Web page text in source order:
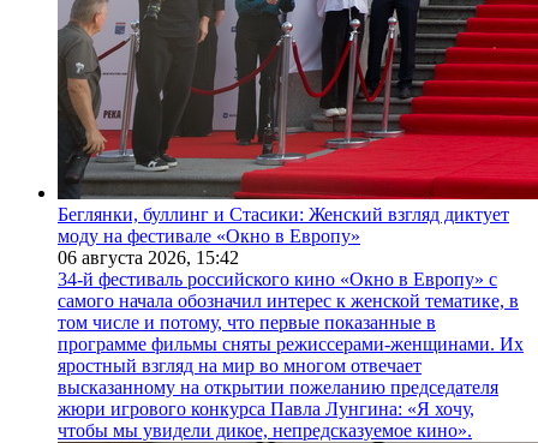
Беглянки, буллинг и Стасики: Женский взгляд диктует
моду на фестивале «Окно в Европу»
06 августа 2026, 15:42
34-й фестиваль российского кино «Окно в Европу» с
самого начала обозначил интерес к женской тематике, в
том числе и потому, что первые показанные в
программе фильмы сняты режиссерами-женщинами. Их
яростный взгляд на мир во многом отвечает
высказанному на открытии пожеланию председателя
жюри игрового конкурса Павла Лунгина: «Я хочу,
чтобы мы увидели дикое, непредсказуемое кино».